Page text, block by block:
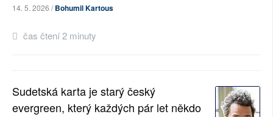
14. 5. 2026 /Bohumil Kartous
čas čtení 2 minuty
Sudetská karta je starý český
evergreen, který každých pár let někdo